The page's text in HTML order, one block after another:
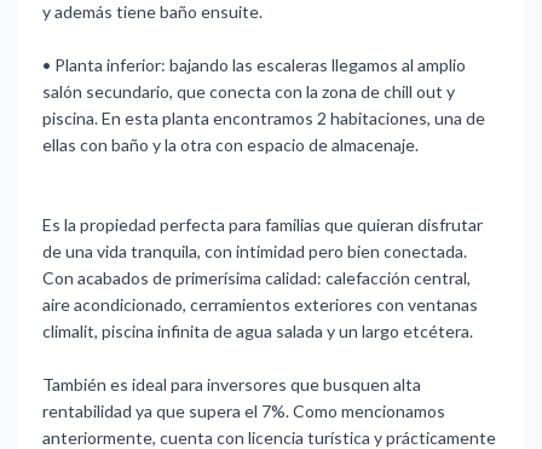
y además tiene baño ensuite.
•⁠ ⁠Planta inferior: bajando las escaleras llegamos al amplio
salón secundario, que conecta con la zona de chill out y
piscina. En esta planta encontramos 2 habitaciones, una de
ellas con baño y la otra con espacio de almacenaje.
Es la propiedad perfecta para familias que quieran disfrutar
de una vida tranquila, con intimidad pero bien conectada.
Con acabados de primerísima calidad: calefacción central,
aire acondicionado, cerramientos exteriores con ventanas
climalit, piscina infinita de agua salada y un largo etcétera.
También es ideal para inversores que busquen alta
rentabilidad ya que supera el 7%. Como mencionamos
anteriormente, cuenta con licencia turística y prácticamente